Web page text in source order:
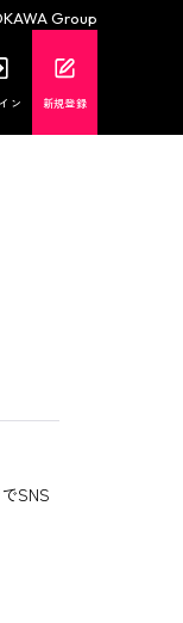
Group
ン 新規登録
SNS